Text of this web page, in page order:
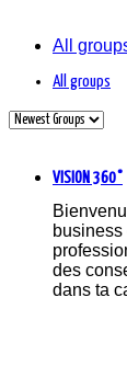
All
All groups
VISION 360°
des
dans ta